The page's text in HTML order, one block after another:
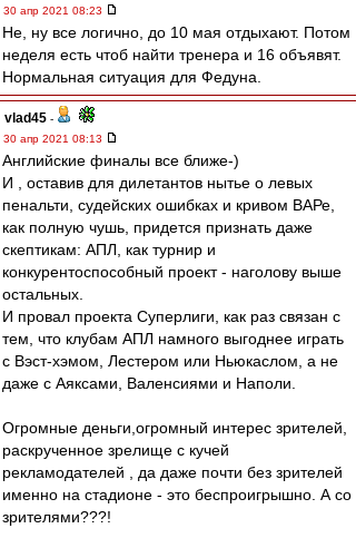
30 апр 2021 08:23
Не, ну все логично, до 10 мая отдыхают. Потом
неделя есть чтоб найти тренера и 16 объявят.
Нормальная ситуация для Федуна.
vlad45 -
30 апр 2021 08:13
Английские финалы все ближе-)
И , оставив для дилетантов нытье о левых
пенальти, судейских ошибках и кривом ВАРе,
как полную чушь, придется признать даже
скептикам: АПЛ, как турнир и
конкурентоспособный проект - наголову выше
остальных.
И провал проекта Суперлиги, как раз связан с
тем, что клубам АПЛ намного выгоднее играть
с Вэст-хэмом, Лестером или Ньюкаслом, а не
даже с Аяксами, Валенсиями и Наполи.
Огромные деньги,огромный интерес зрителей,
раскрученное зрелище с кучей
рекламодателей , да даже почти без зрителей
именно на стадионе - это беспроигрышно. А со
зрителями???!